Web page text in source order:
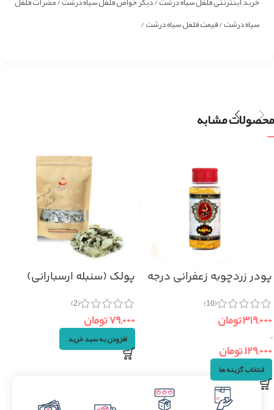
سیاه درشت / قیمت فلفل سیاه درشت /
محصولات مشابه
پودر زردچوبه زعفرانی درجه
(10)
۳۱۹,۰۰۰تومان
–
۱۲۹,۰۰۰تومان
انتخاب گزینه ها
پولک (سنبله ارسبارانی)
(2)
۷۹,۰۰۰تومان
افزودن به سبد خرید